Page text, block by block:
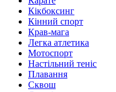
Кікбоксинг
Кінний спорт
Крав-мага
Легка атлетика
Мотоспорт
Настільний теніс
Плавання
Сквош